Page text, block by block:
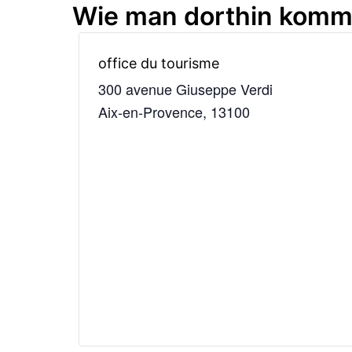
Wie man dorthin
office du tourisme
300 avenue Giuseppe Verdi
Aix-en-Provence, 13100